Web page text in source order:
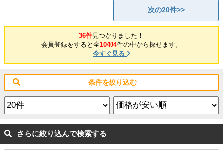
次の20件>>
36件見つかりました！
会員登録をすると全10404件の中から探せます。
今すぐ見る
条件を絞り込む
さらに絞り込んで検索する